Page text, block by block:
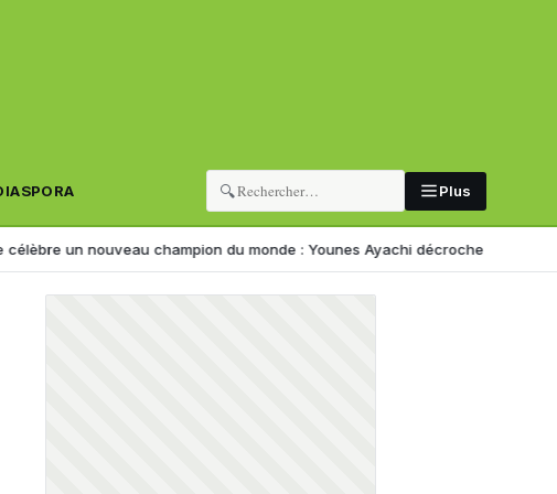
🔍 Plus
nouveau champion du monde : Younes Ayachi décroche l’or à Eugene